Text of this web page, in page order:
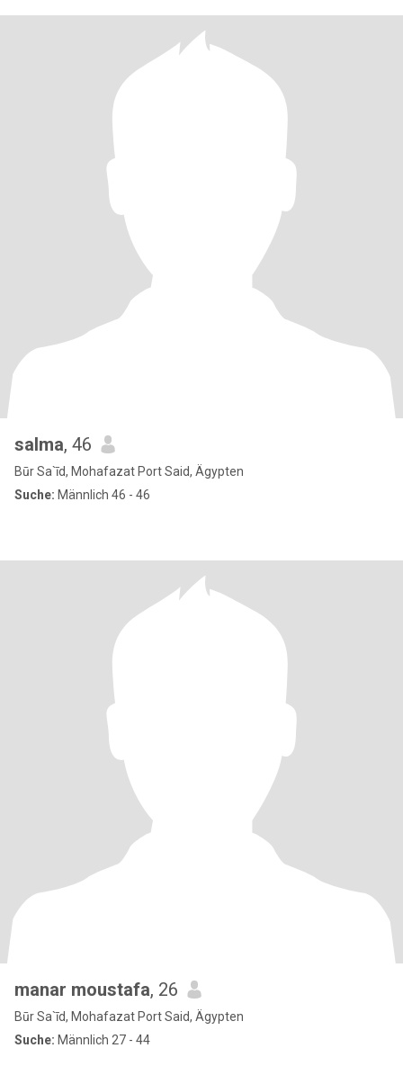
salma, 46
Būr Sa`īd, Mohafazat Port Said, Ägypten
Suche: Männlich 46 - 46
manar moustafa, 26
Būr Sa`īd, Mohafazat Port Said, Ägypten
Suche: Männlich 27 - 44